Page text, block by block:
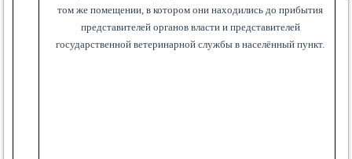
том же помещении, в котором они находились до прибытия
представителей органов власти и представителей
государственной ветеринарной службы в населённый пункт.